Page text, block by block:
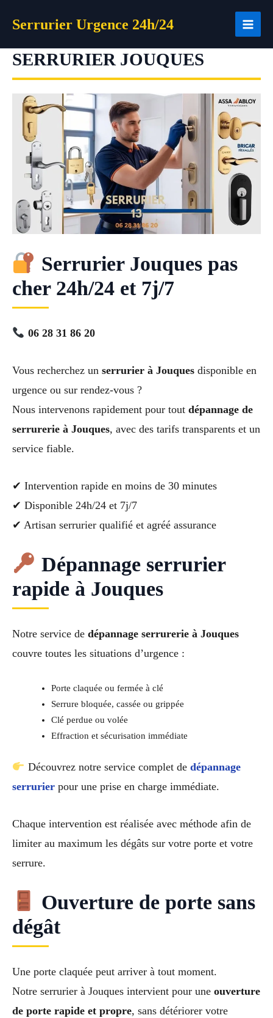
Serrurier Urgence 24h/24
SERRURIER JOUQUES
Serrurier Jouques pas
cher 24h/24 et 7j/7
06 28 31 86 20
Vous recherchez un serrurier à Jouques disponible en
urgence ou sur rendez-vous ?
Nous intervenons rapidement pour tout dépannage de
serrurerie à Jouques, avec des tarifs transparents et un
service fiable.
✔ Intervention rapide en moins de 30 minutes
✔ Disponible 24h/24 et 7j/7
✔ Artisan serrurier qualifié et agréé assurance
Dépannage serrurier
rapide à Jouques
Notre service de dépannage serrurerie à Jouques
couvre toutes les situations d’urgence :
Porte claquée ou fermée à clé
Serrure bloquée, cassée ou grippée
Clé perdue ou volée
Effraction et sécurisation immédiate
Découvrez notre service complet de dépannage
serrurier pour une prise en charge immédiate.
Chaque intervention est réalisée avec méthode afin de
limiter au maximum les dégâts sur votre porte et votre
serrure.
Ouverture de porte sans
dégât
Une porte claquée peut arriver à tout moment.
Notre serrurier à Jouques intervient pour une ouverture
de porte rapide et propre, sans détériorer votre